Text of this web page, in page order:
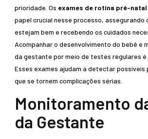
prioridade. Os exames de rotina pré-natal
papel crucial nesse processo, assegurando
estejam bem e recebendo os cuidados
Acompanhar o desenvolvimento do bebê e
da gestante por meio de testes regulares é
Esses exames ajudam a detectar possíveis
que se tornem complicações sérias.
Monitoramento
da Gestante